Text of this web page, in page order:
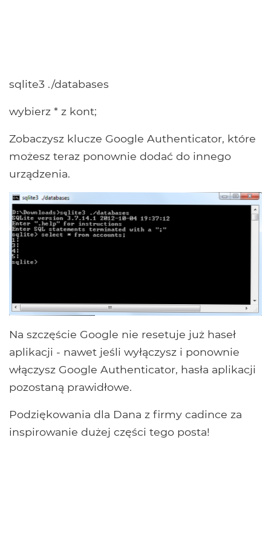
sqlite3 ./databases
wybierz * z kont;
Zobaczysz klucze Google Authenticator, które
możesz teraz ponownie dodać do innego
urządzenia.
Na szczęście Google nie resetuje już haseł
aplikacji - nawet jeśli wyłączysz i ponownie
włączysz Google Authenticator, hasła aplikacji
pozostaną prawidłowe.
Podziękowania dla Dana z firmy cadince za
inspirowanie dużej części tego posta!